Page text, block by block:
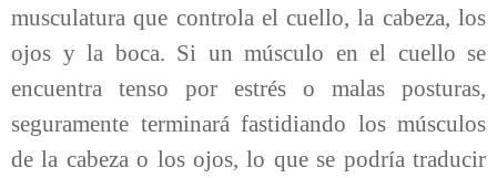
musculatura que controla el cuello, la cabeza, los
ojos y la boca. Si un músculo en el cuello se
encuentra tenso por estrés o malas posturas,
seguramente terminará fastidiando los músculos
de la cabeza o los ojos, lo que se podría traducir